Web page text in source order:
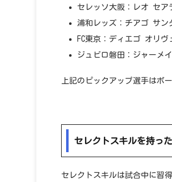
セレッソ大阪：レオ セア
浦和レッズ：チアゴ サン
FC東京：ディエゴ オリヴ
ジュビロ磐田：ジャーメ
上記のピックアップ選手はボ
セレクトスキルを持っ
セレクトスキルは試合中に習